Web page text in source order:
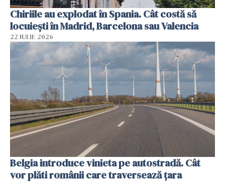
Chiriile au explodat în Spania. Cât costă să
locuiești în Madrid, Barcelona sau Valencia
22 IULIE 2026
Belgia introduce vinieta pe autostradă. Cât
vor plăti românii care traversează țara